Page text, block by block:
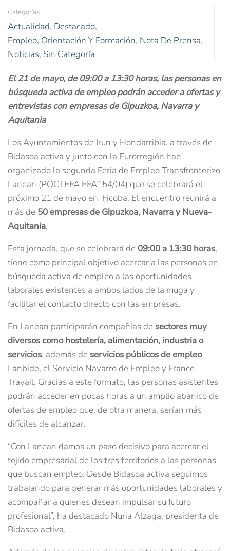
Categorías
Actualidad, Destacado,
Empleo, Orientación Y Formación, Nota De Prensa,
Noticias, Sin Categoría
El 21 de mayo, de 09:00 a 13:30 horas, las personas en
búsqueda activa de empleo podrán acceder a ofertas y
entrevistas con empresas de Gipuzkoa, Navarra y
Aquitania
Los Ayuntamientos de Irun y Hondarribia, a través de
Bidasoa activa y junto con la Eurorregión han
organizado la segunda Feria de Empleo Transfronterizo
Lanean (POCTEFA EFA154/04) que se celebrará el
próximo 21 de mayo en Ficoba. El encuentro reunirá a
más de 50 empresas de Gipuzkoa, Navarra y Nueva-
Aquitania.
Esta jornada, que se celebrará de 09:00 a 13:30 horas,
tiene como principal objetivo acercar a las personas en
búsqueda activa de empleo a las oportunidades
laborales existentes a ambos lados de la muga y
facilitar el contacto directo con las empresas.
En Lanean participarán compañías de sectores muy
diversos como hostelería, alimentación, industria o
servicios, además de servicios públicos de empleo
Lanbide, el Servicio Navarro de Empleo y France
Travail. Gracias a este formato, las personas asistentes
podrán acceder en pocas horas a un amplio abanico de
ofertas de empleo que, de otra manera, serían más
difíciles de alcanzar.
“Con Lanean damos un paso decisivo para acercar el
tejido empresarial de los tres territorios a las personas
que buscan empleo. Desde Bidasoa activa seguimos
trabajando para generar más oportunidades laborales y
acompañar a quienes desean impulsar su futuro
profesional”, ha destacado Nuria Alzaga, presidenta de
Bidasoa activa.